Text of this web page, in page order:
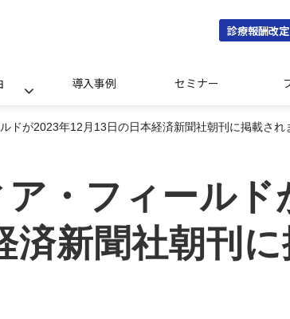
診療報酬改
導入事例 セミナー
ドが2023年12月13日の日本経済新聞社朝刊に掲載され
・フィール
済新聞社朝刊